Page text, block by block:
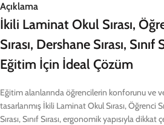
Açıklama
İkili Laminat Okul Sırası,
Sırası, Dershane Sırası, Sınıf
Eğitim İçin İdeal Çözüm
Eğitim alanlarında öğrencilerin konforunu ve
tasarlanmış İkili Laminat Okul Sırası, Öğrenci
Sırası, Sınıf Sırası, ergonomik yapısıyla